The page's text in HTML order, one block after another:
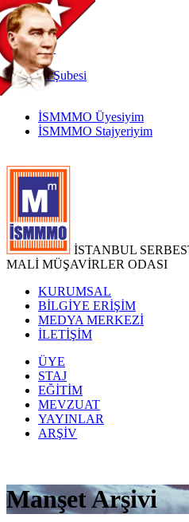
TR
|
EN
İnternetŞubesi
İSMMMO Üyesiyim
İSMMMO Stajyeriyim
İSTANBUL
MALİ MÜŞAVİRLER ODASI
KURUMSAL
BİLGİYE ERİŞİM
MEDYA MERKEZİ
İLETİŞİM
ÜYE
STAJ
EĞİTİM
MEVZUAT
YAYINLAR
ARŞİV
Manşet Arşivi